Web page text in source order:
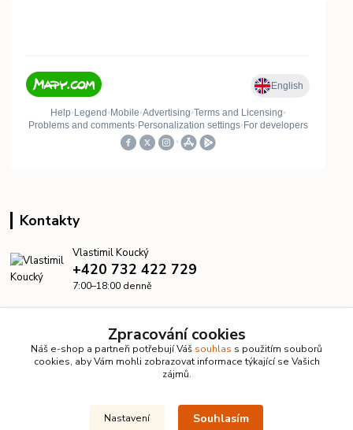
Kontakty
Vlastimil Koucký
+420 732 422 729
7:00–18:00 denně
© 2026 KanalizaceLevne.cz · Všechna práva vyhrazena ·
Zpracování cookies
Náš e-shop a partneři potřebují Váš souhlas s použitím souborů
cookies, aby Vám mohli zobrazovat informace týkající se Vašich
zájmů.
Nastavení Souhlasím